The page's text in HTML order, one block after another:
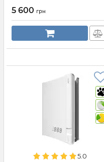
5 600 грн
5.0